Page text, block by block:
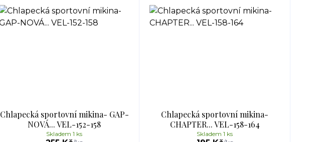
Chlapecká sportovní mikina- GAP-
NOVÁ... VEL-152-158
Skladem 1 ks
Chlapecká sportovní mikina-
CHAPTER... VEL-158-164
Skladem 1 ks